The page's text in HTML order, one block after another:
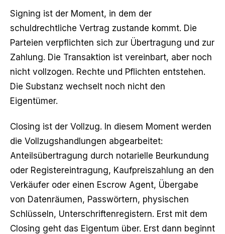
Signing ist der Moment, in dem der
schuldrechtliche Vertrag zustande kommt. Die
Parteien verpflichten sich zur Übertragung und zur
Zahlung. Die Transaktion ist vereinbart, aber noch
nicht vollzogen. Rechte und Pflichten entstehen.
Die Substanz wechselt noch nicht den
Eigentümer.
Closing ist der Vollzug. In diesem Moment werden
die Vollzugshandlungen abgearbeitet:
Anteilsübertragung durch notarielle Beurkundung
oder Registereintragung, Kaufpreiszahlung an den
Verkäufer oder einen Escrow Agent, Übergabe
von Datenräumen, Passwörtern, physischen
Schlüsseln, Unterschriftenregistern. Erst mit dem
Closing geht das Eigentum über. Erst dann beginnt